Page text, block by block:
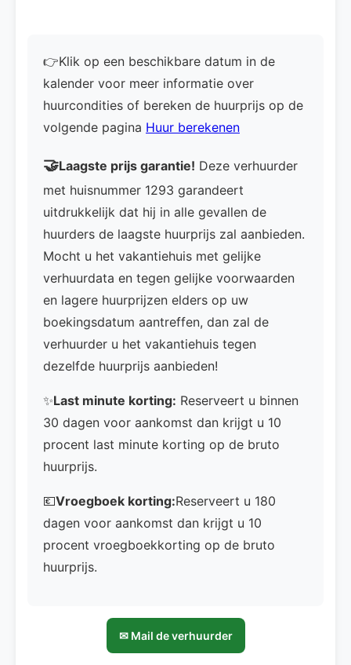
👉Klik op een beschikbare datum in de
kalender voor meer informatie over
huurcondities of bereken de huurprijs op de
volgende pagina Huur berekenen
🤝Laagste prijs garantie! Deze verhuurder
met huisnummer 1293 garandeert
uitdrukkelijk dat hij in alle gevallen de
huurders de laagste huurprijs zal aanbieden.
Mocht u het vakantiehuis met gelijke
verhuurdata en tegen gelijke voorwaarden
en lagere huurprijzen elders op uw
boekingsdatum aantreffen, dan zal de
verhuurder u het vakantiehuis tegen
dezelfde huurprijs aanbieden!
✨Last minute korting: Reserveert u binnen
30 dagen voor aankomst dan krijgt u 10
procent last minute korting op de bruto
huurprijs.
💶Vroegboek korting:Reserveert u 180
dagen voor aankomst dan krijgt u 10
procent vroegboekkorting op de bruto
huurprijs.
✉ Mail de verhuurder